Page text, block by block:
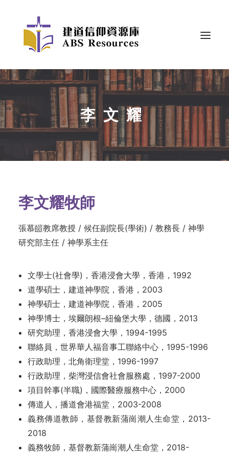
李文耀
李文耀牧師
張慕皚教席教授 / 候任副院長(學術) / 教務長 / 神學
研究部主任 / 神學系主任
文學士(社會學)，香港浸會大學，香港，1992
道學碩士，建道神學院，香港，2003
神學碩士，建道神學院，香港，2005
神學博士，埃爾朗根–紐倫堡大學，德國，2013
研究助理，香港浸會大學，1994-1995
聯絡員，世界華人福音事工聯絡中心，1995-1996
行政助理，北角衛理堂，1996-1997
行政助理，柴灣浸信會社會服務處，1997-2000
項目幹事(半職)，國際醫療服務中心，2000
傳道人，播道會港福堂，2003-2008
義務傳道教師，基督教新蒲崗潮人生命堂，2013-
2018
義務牧師，基督教新蒲崗潮人生命堂，2018-